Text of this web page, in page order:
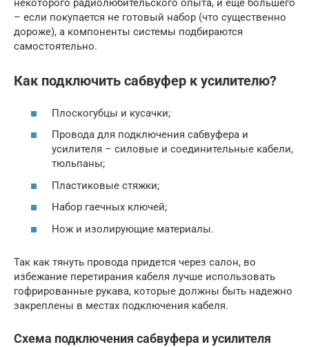
некоторого радиолюбительского опыта, и еще большего
– если покупается не готовый набор (что существенно
дороже), а компоненты системы подбираются
самостоятельно.
Как подключить сабвуфер к усилителю?
Плоскогубцы и кусачки;
Провода для подключения сабвуфера и
усилителя – силовые и соединительные кабели,
тюльпаны;
Пластиковые стяжки;
Набор гаечных ключей;
Нож и изолирующие материалы.
Так как тянуть провода придется через салон, во
избежание перетирания кабеля лучше использовать
гофрированные рукава, которые должны быть надежно
закреплены в местах подключения кабеля.
Схема подключения сабвуфера и усилителя